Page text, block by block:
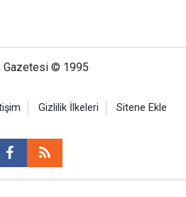
Gazetesi © 1995
Gizlilik İlkeleri Sitene Ekle